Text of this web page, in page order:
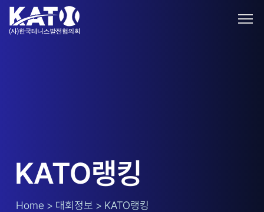
KATO랭킹
Home > 대회정보 > KATO랭킹